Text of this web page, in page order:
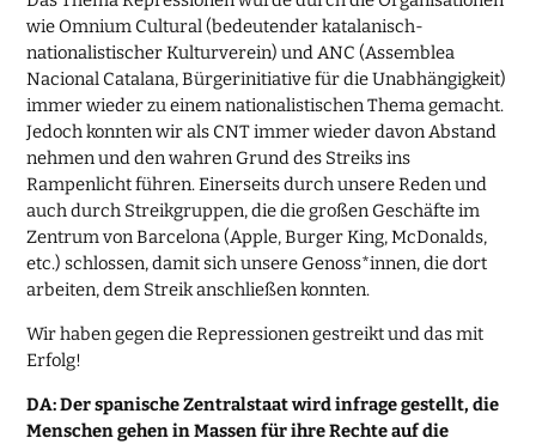
wie Omnium Cultural (bedeutender katalanisch-
nationalistischer Kulturverein) und ANC (Assemblea
Nacional Catalana, Bürgerinitiative für die Unabhängigkeit)
immer wieder zu einem nationalistischen Thema gemacht.
Jedoch konnten wir als CNT immer wieder davon Abstand
nehmen und den wahren Grund des Streiks ins
Rampenlicht führen. Einerseits durch unsere Reden und
auch durch Streikgruppen, die die großen Geschäfte im
Zentrum von Barcelona (Apple, Burger King, McDonalds,
etc.) schlossen, damit sich unsere Genoss*innen, die dort
arbeiten, dem Streik anschließen konnten.
Wir haben gegen die Repressionen gestreikt und das mit
Erfolg!
DA: Der spanische Zentralstaat wird infrage gestellt, die
Menschen gehen in Massen für ihre Rechte auf die